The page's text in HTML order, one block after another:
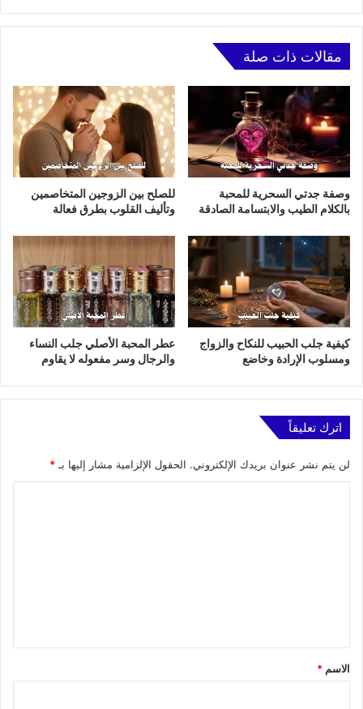
فليكر
مقالات ذات صلة
وصفة جدتي السحرية للمحبة
بالكلام الطيب والابتسامة الصادقة
للصلح بين الزوجين المتخاصمين
وتأليف القلوب بطرق فعالة
كيفية جلب الحبيب للنكاح والزواج
ومسلوب الإرادة وخاضع
عطر المحبة الأصلي جلب النساء
والرجال وسر مفعوله لا يقاوم
اترك تعليقاً
لن يتم نشر عنوان بريدك الإلكتروني. الحقول الإلزامية مشار إليها بـ *
*
الاسم *